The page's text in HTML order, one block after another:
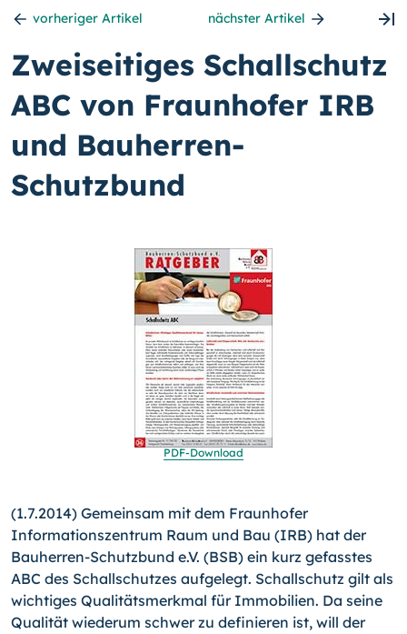
vorheriger Artikel nächster Artikel
Zweiseitiges Schallschutz
ABC von Fraunhofer IRB
und Bauherren-
Schutzbund
PDF-Download
(1.7.2014) Gemeinsam mit dem Fraunhofer
Informationszen­trum Raum und Bau (IRB) hat der
Bauherren-Schutzbund e.V. (BSB) ein kurz gefasstes
ABC des Schallschutzes aufgelegt. Schallschutz gilt als
wichtiges Qualitätsmerkmal für Immobi­lien. Da seine
Qualität wiederum schwer zu definieren ist, will der